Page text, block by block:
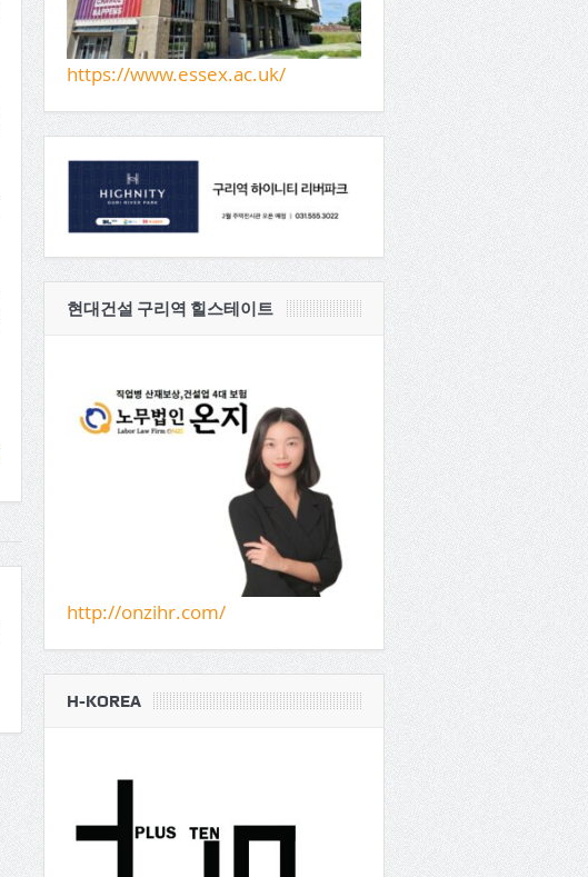
https://www.essex.ac.uk/
현대건설 구리역 힐스테이트
http://onzihr.com/
H-KOREA